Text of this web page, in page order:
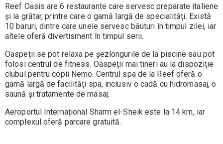
Reef Oasis are 6 restaurante care servesc preparate italiene
şi la grătar, printre care o gamă largă de specialități. Există
10 baruri, dintre care unele servesc băuturi în timpul zilei, iar
altele oferă divertisment în timpul serii.
Oaspeții se pot relaxa pe șezlongurile de la piscine sau pot
folosi centrul de fitness. Oaspeții mai tineri au la dispoziție
clubul pentru copii Nemo. Centrul spa de la Reef oferă o
gamă largă de facilități spa, inclusiv o cadă cu hidromasaj, o
saună şi tratamente de masaj.
Aeroportul Internațional Sharm el-Sheik este la 14 km, iar
complexul oferă parcare gratuită.